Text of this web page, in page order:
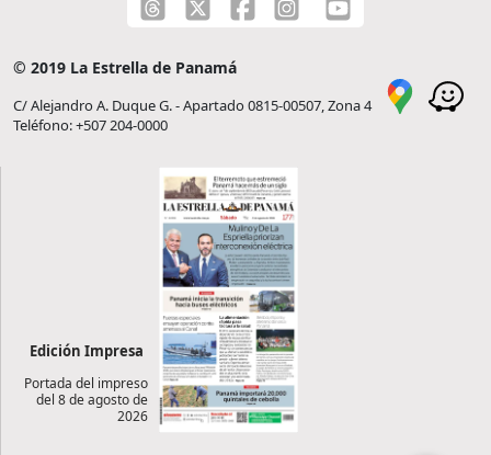
© 2019 La Estrella de Panamá
C/ Alejandro A. Duque G. - Apartado 0815-00507, Zona 4
Teléfono: +507 204-0000
Edición Impresa
Portada del impreso
del 8 de agosto de
2026